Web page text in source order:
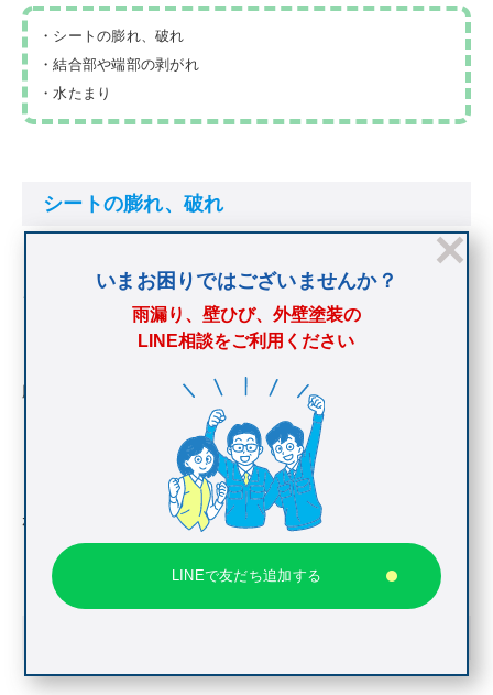
・シートの膨れ、破れ
・結合部や端部の剥がれ
・水たまり
シートの膨れ、破れ
シートの下に水分が残っている場合、太陽の熱が加わると水蒸気
となって膨れてしまうことがあります。
膨れは破れにつながりやすく、破れて雨水が侵入するようになる
とさらにその範囲を拡大させてしまうなど悪循環が生じます。
またシートは薄いため、外的な衝撃が加わって破れてしまう場合
がある点でも注意が必要です。
いまお困りではございませんか？
雨漏り、壁ひび、外壁塗装の
LINE相談をご利用ください
LINEで友だち追加する